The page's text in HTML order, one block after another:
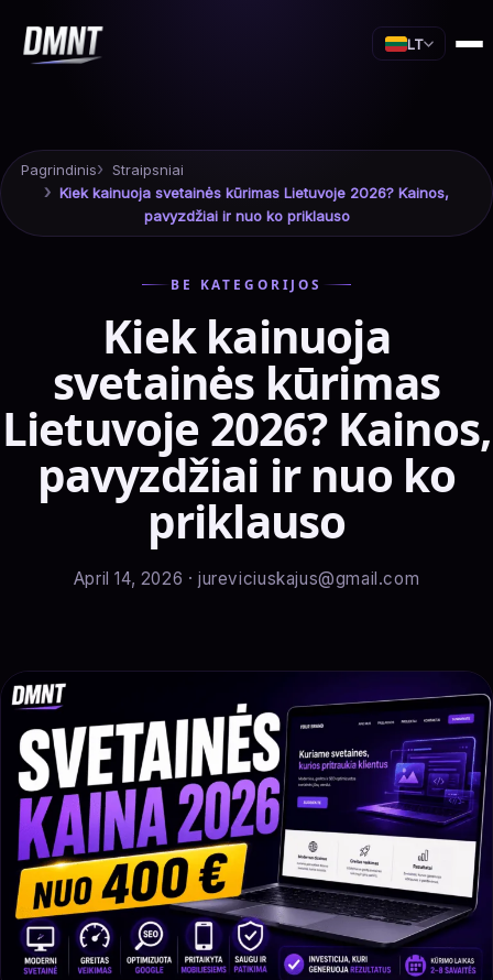
LT
Pagrindinis
Straipsniai
Kiek kainuoja svetainės kūrimas Lietuvoje 2026? Kainos,
pavyzdžiai ir nuo ko priklauso
BE KATEGORIJOS
Kiek kainuoja
svetainės kūrimas
Lietuvoje 2026? Kainos,
pavyzdžiai ir nuo ko
priklauso
April 14, 2026 · jureviciuskajus@gmail.com